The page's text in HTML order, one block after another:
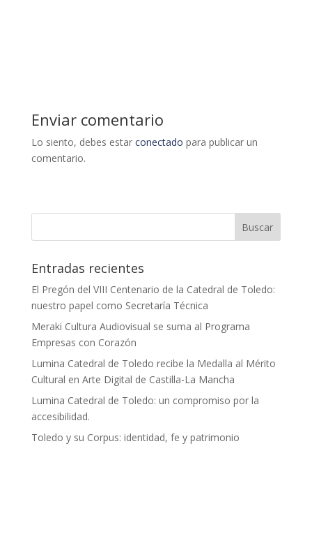
Enviar comentario
Lo siento, debes estar conectado para publicar un
comentario.
Entradas recientes
El Pregón del VIII Centenario de la Catedral de Toledo:
nuestro papel como Secretaría Técnica
Meraki Cultura Audiovisual se suma al Programa
Empresas con Corazón
Lumina Catedral de Toledo recibe la Medalla al Mérito
Cultural en Arte Digital de Castilla-La Mancha
Lumina Catedral de Toledo: un compromiso por la
accesibilidad.
Toledo y su Corpus: identidad, fe y patrimonio